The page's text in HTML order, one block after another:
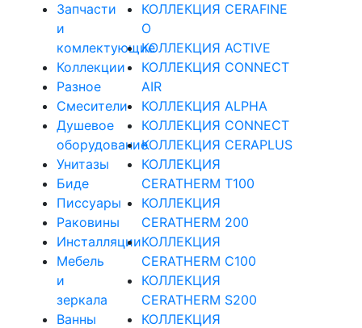
Запчасти
и
комлектующие
Коллекции
Разное
Смесители
Душевое
оборудование
Унитазы
Биде
Писсуары
Раковины
Инсталляции
Мебель
и
зеркала
Ванны
КОЛЛЕКЦИЯ CERAFINE
O
КОЛЛЕКЦИЯ ACTIVE
КОЛЛЕКЦИЯ CONNECT
AIR
КОЛЛЕКЦИЯ ALPHA
КОЛЛЕКЦИЯ CONNECT
КОЛЛЕКЦИЯ CERAPLUS
КОЛЛЕКЦИЯ
CERATHERM T100
КОЛЛЕКЦИЯ
CERATHERM 200
КОЛЛЕКЦИЯ
CERATHERM C100
КОЛЛЕКЦИЯ
CERATHERM S200
КОЛЛЕКЦИЯ